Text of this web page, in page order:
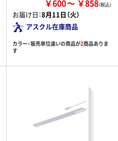
￥600 ￥858
お届け日：8月11日（火）
アスクル在庫商品
カラー・販売単位違いの商品が2商品ありま
す